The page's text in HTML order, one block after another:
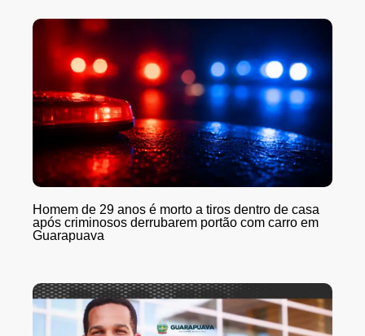
Homem de 29 anos é morto a tiros dentro de casa
após criminosos derrubarem portão com carro em
Guarapuava